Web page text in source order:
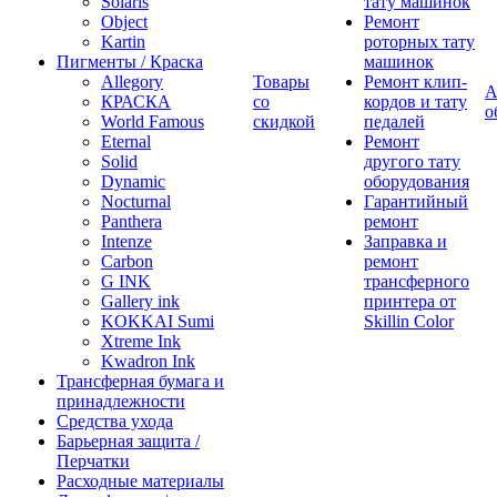
Object
Kartin
Пигменты / Краска
Allegory
КРАСКА
World Famous
Eternal
Solid
Dynamic
Nocturnal
Panthera
Intenze
Carbon
G INK
Gallery ink
KOKKAI Sumi
Xtreme Ink
Kwadron Ink
Трансферная бумага и
принадлежности
Средства ухода
Барьерная защита /
Перчатки
Расходные материалы
Товары
со
скидкой
Ремонт
роторных тату
машинок
Ремонт клип-
кордов и тату
педалей
Ремонт
другого тату
оборудования
Гарантийный
ремонт
Заправка и
ремонт
трансферного
принтера от
Skillin Color